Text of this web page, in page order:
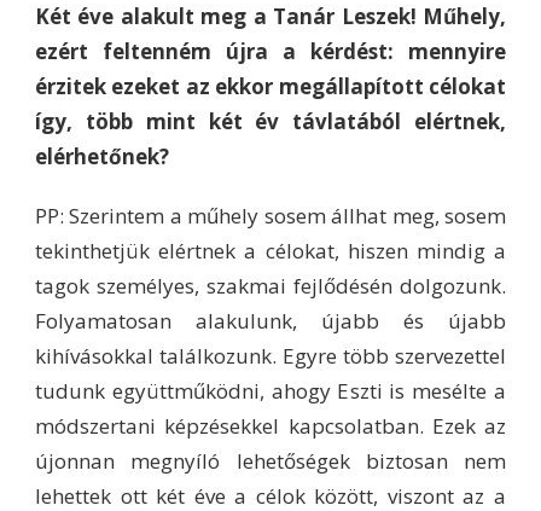
Két éve alakult meg a Tanár Leszek! Műhely,
ezért feltenném újra a kérdést: mennyire
érzitek ezeket az ekkor megállapított célokat
így, több mint két év távlatából elértnek,
elérhetőnek?
PP: Szerintem a műhely sosem állhat meg, sosem
tekinthetjük elértnek a célokat, hiszen mindig a
tagok személyes, szakmai fejlődésén dolgozunk.
Folyamatosan alakulunk, újabb és újabb
kihívásokkal találkozunk. Egyre több szervezettel
tudunk együttműködni, ahogy Eszti is mesélte a
módszertani képzésekkel kapcsolatban. Ezek az
újonnan megnyíló lehetőségek biztosan nem
lehettek ott két éve a célok között, viszont az a